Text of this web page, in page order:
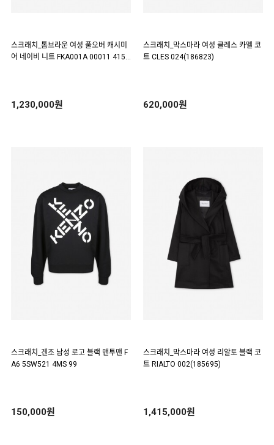
스크래치_톰브라운 여성 풀오버 캐시미
어 네이비 니트 FKA001A 00011 415
1,230,000원
스크래치_막스마라 여성 클레스 카멜 코
트 CLES 024(186823)
620,000원
스크래치_겐조 남성 로고 블랙 맨투맨 F
A6 5SW521 4MS 99
150,000원
스크래치_막스마라 여성 리알토 블랙 코
트 RIALTO 002(185695)
1,415,000원